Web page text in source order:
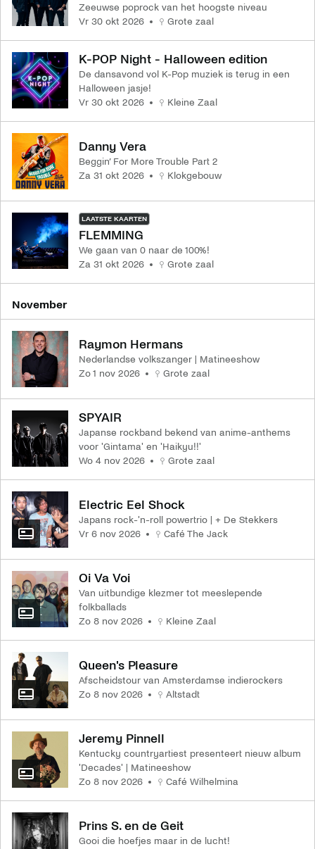
Zeeuwse poprock van het hoogste niveau
vr 30 okt 2026
Grote zaal
K-POP Night - Halloween edition
De dansavond vol K-Pop muziek is terug in een
Halloween jasje!
vr 30 okt 2026
Kleine Zaal
Danny Vera
Beggin’ For More Trouble Part 2
za 31 okt 2026
Klokgebouw
LAATSTE KAARTEN
FLEMMING
We gaan van 0 naar de 100%!
za 31 okt 2026
Grote zaal
november
Raymon Hermans
Nederlandse volkszanger | Matineeshow
zo 1 nov 2026
Grote zaal
SPYAIR
Japanse rockband bekend van anime-anthems
voor 'Gintama' en 'Haikyu!!'
wo 4 nov 2026
Grote zaal
Electric Eel Shock
Japans rock-'n-roll powertrio | + De Stekkers
vr 6 nov 2026
Café The Jack
Oi Va Voi
Van uitbundige klezmer tot meeslepende
folkballads
zo 8 nov 2026
Kleine Zaal
Queen's Pleasure
Afscheidstour van Amsterdamse indierockers
zo 8 nov 2026
Altstadt
Jeremy Pinnell
Kentucky countryartiest presenteert nieuw album
'Decades' | Matineeshow
zo 8 nov 2026
Café Wilhelmina
Prins S. en de Geit
Gooi die hoefjes maar in de lucht!